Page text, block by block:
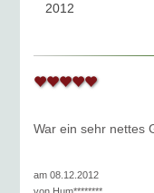
2012
War ein sehr nettes
am 08.12.2012